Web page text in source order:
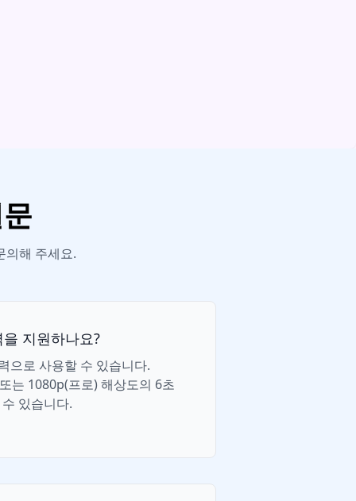
의해 주세요.
지원하나요?
으로 사용할 수 있습니다.
는 1080p(프로) 해상도의 6초
있습니다.